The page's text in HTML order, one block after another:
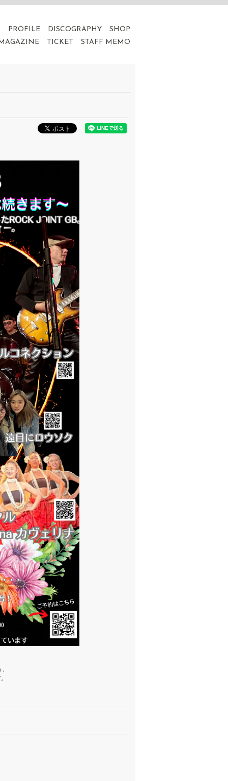
PROFILE DISCOGRAPHY
SHOP
TICKET STAFF MEMO